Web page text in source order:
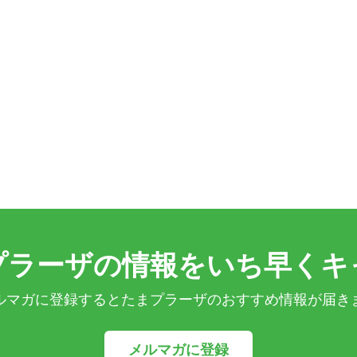
ーザの情報をいち早くキ
マガに登録するとたまプラーザのおすすめ情報が届き
メルマガに登録